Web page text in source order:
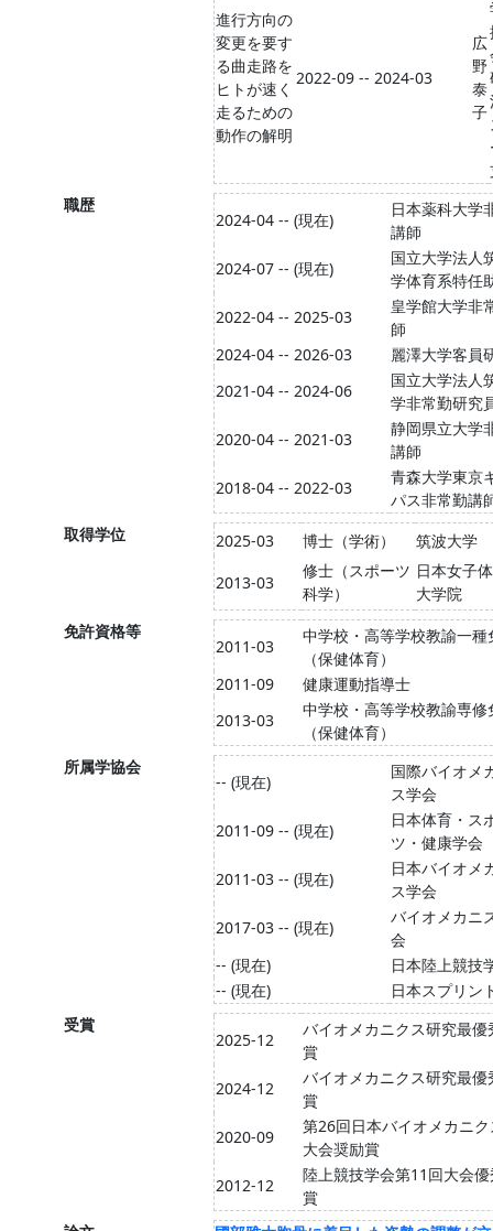
進行方向の
変更を要す
る曲走路を
ヒトが速く
走るための
動作の解明
2022-09 -- 2024-03
広
野
泰
子
職歴
2024-04 -- (現在)
日本薬科大学
講師
2024-07 -- (現在)
国立大学法人
学体育系特任
2022-04 -- 2025-03
皇学館大学非
師
2024-04 -- 2026-03
麗澤大学客員
2021-04 -- 2024-06
国立大学法人
学非常勤研究
2020-04 -- 2021-03
静岡県立大学
講師
2018-04 -- 2022-03
青森大学東京
パス非常勤講
取得学位
2025-03 博士（学術）
筑波大学
2013-03
修士（スポーツ
科学）
日本女子
大学院
免許資格等
2011-03
中学校・高等学校教諭一種
（保健体育）
2011-09
健康運動指導士
2013-03
中学校・高等学校教諭専修
（保健体育）
所属学協会
-- (現在)
国際バイオメ
ス学会
2011-09 -- (現在)
日本体育・ス
ツ・健康学会
2011-03 -- (現在)
日本バイオメ
ス学会
2017-03 -- (現在)
バイオメカニ
会
-- (現在)
日本陸上競技
-- (現在)
日本スプリン
受賞
2025-12
バイオメカニクス研究最優
賞
2024-12
バイオメカニクス研究最優
賞
2020-09
第26回日本バイオメカニ
大会奨励賞
2012-12
陸上競技学会第11回大会
賞